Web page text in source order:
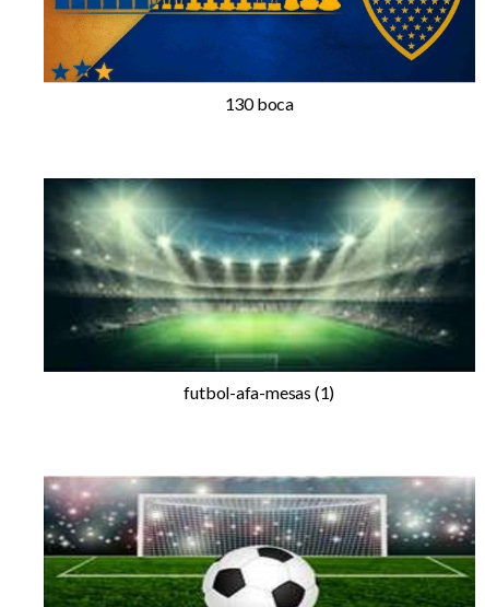
130 boca
futbol-afa-mesas (1)